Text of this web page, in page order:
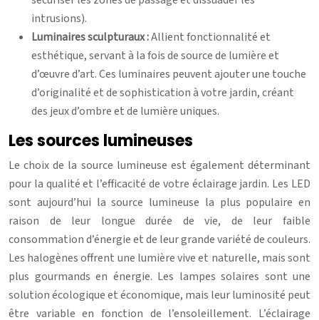
intrusions).
Luminaires sculpturaux :Allient fonctionnalité et
esthétique, servant à la fois de source de lumière et
d’œuvre d’art. Ces luminaires peuvent ajouter une touche
d’originalité et de sophistication à votre jardin, créant
des jeux d’ombre et de lumière uniques.
Les sources lumineuses
Le choix de la source lumineuse est également déterminant
pour la qualité et l’efficacité de votre éclairage jardin. Les LED
sont aujourd’hui la source lumineuse la plus populaire en
raison de leur longue durée de vie, de leur faible
consommation d’énergie et de leur grande variété de couleurs.
Les halogènes offrent une lumière vive et naturelle, mais sont
plus gourmands en énergie. Les lampes solaires sont une
solution écologique et économique, mais leur luminosité peut
être variable en fonction de l’ensoleillement. L’éclairage